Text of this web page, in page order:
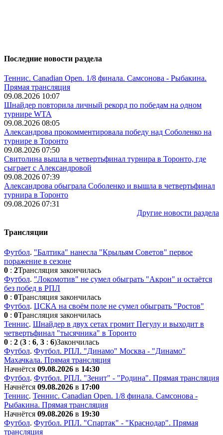
Последние новости раздела
Теннис. Сanadian Open. 1/8 финала. Самсонова - Рыбакина.
Прямая трансляция
09.08.2026 10:07
Шнайдер повторила личный рекорд по победам на одном
турнире WTA
09.08.2026 08:05
Александрова прокомментировала победу над Соболенко на
турнире в Торонто
09.08.2026 07:50
Свитолина вышла в четвертьфинал турнира в Торонто, где
сыграет с Александровой
09.08.2026 07:39
Александрова обыграла Соболенко и вышла в четвертьфинал
турнира в Торонто
09.08.2026 07:31
Другие новости раздела
Трансляции
Футбол. "Балтика" нанесла "Крыльям Советов" первое
поражение в сезоне
0 : 2Трансляция закончилась
Футбол. "Локомотив" не сумел обыграть "Акрон" и остаётся
без побед в РПЛ
0 : 0Трансляция закончилась
Футбол. ЦСКА на своём поле не сумел обыграть "Ростов"
0 : 0Трансляция закончилась
Теннис. Шнайдер в двух сетах громит Пегулу и выходит в
четвертьфинал "тысячника" в Торонто
0 : 2 (3 : 6, 3 : 6)Закончилась
Футбол. Футбол. РПЛ. "Динамо" Москва - "Динамо"
Махачкала. Прямая трансляция
Начнётся 09.08.2026 в 14:30
Футбол. Футбол. РПЛ. "Зенит" - "Родина". Прямая трансляция
Начнётся 09.08.2026 в 17:00
Теннис. Теннис. Сanadian Open. 1/8 финала. Самсонова -
Рыбакина. Прямая трансляция
Начнётся 09.08.2026 в 19:30
Футбол. Футбол. РПЛ. "Спартак" - "Краснодар". Прямая
трансляция